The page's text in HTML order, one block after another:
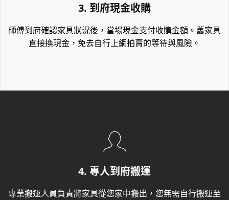
3. 到府現金收購
師傅到府確認家具狀況後，當場現金支付收購金額。舊家具
直接換現金，免去自行上網拍賣的等待與風險。
4. 專人到府搬運
專業搬運人員負責將家具從您家中搬出，您無需自行搬運至